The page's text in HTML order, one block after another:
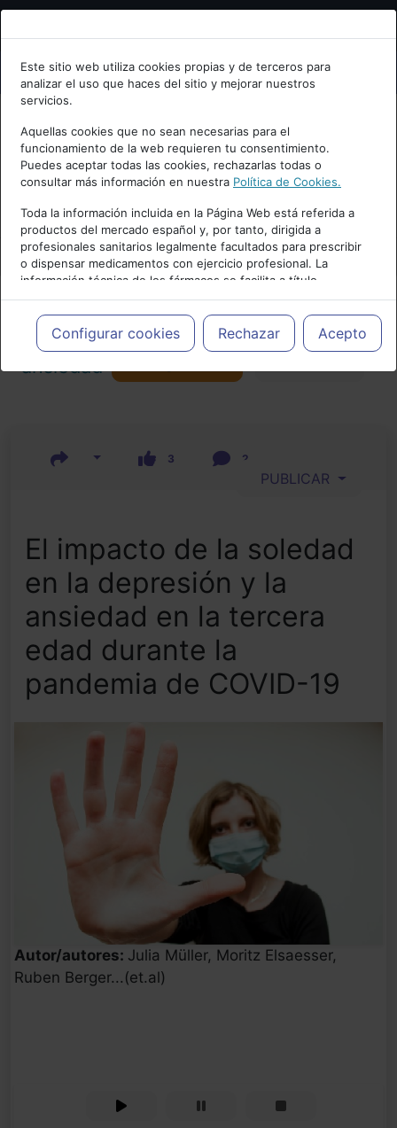
Bienvenid@ a psiquiatria.com
Escribe tu Email
Accede o regístrate con tu email.
Cancelar
Este sitio web utiliza cookies propias y de terceros para
analizar el uso que haces del sitio y mejorar nuestros
servicios.
Aquellas cookies que no sean necesarias para el
funcionamiento de la web requieren tu consentimiento.
Puedes aceptar todas las cookies, rechazarlas todas o
consultar más información en nuestra Política de Cookies.
Toda la información incluida en la Página Web está referida a
productos del mercado español y, por tanto, dirigida a
profesionales sanitarios legalmente facultados para prescribir
o dispensar medicamentos con ejercicio profesional. La
información técnica de los fármacos se facilita a título
meramente informativo, siendo responsabilidad de los
profesionales facultados prescribir medicamentos y decidir, en
cada caso concreto, el tratamiento más adecuado a las
necesidades del paciente.
Configurar cookies Rechazar Acepto
Actualidad y Artículos|Trastornos de
ansiedad
3 2
PUBLICAR
El impacto de la soledad
en la depresión y la
ansiedad en la tercera
edad durante la
pandemia de COVID-19
Autor/autores: Julia Müller, Moritz Elsaesser,
Ruben Berger...(et.al)